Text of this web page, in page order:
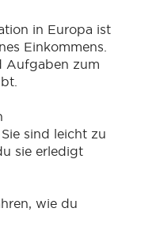
in Europa ist
Einkommens.
Aufgaben zum
sind leicht zu
sie erledigt
wie du